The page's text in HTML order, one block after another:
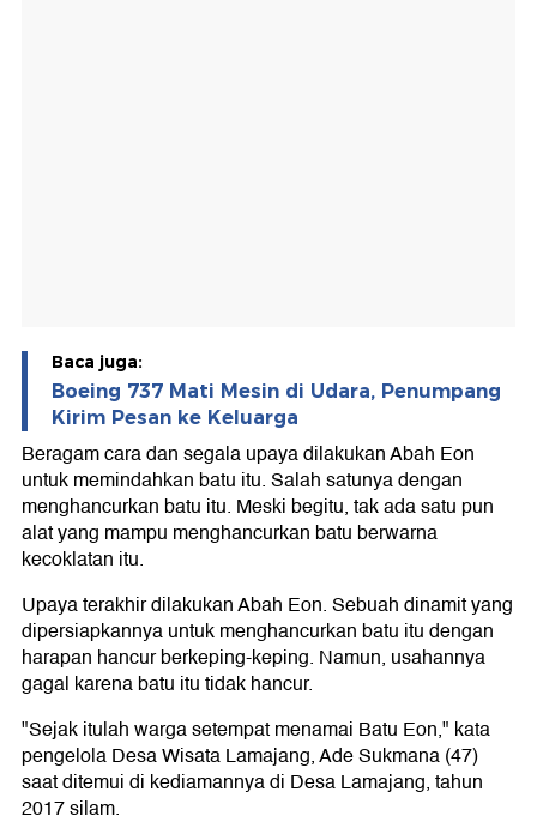
Baca juga:
Boeing 737 Mati Mesin di Udara, Penumpang
Kirim Pesan ke Keluarga
Beragam cara dan segala upaya dilakukan Abah Eon
untuk memindahkan batu itu. Salah satunya dengan
menghancurkan batu itu. Meski begitu, tak ada satu pun
alat yang mampu menghancurkan batu berwarna
kecoklatan itu.
Upaya terakhir dilakukan Abah Eon. Sebuah dinamit yang
dipersiapkannya untuk menghancurkan batu itu dengan
harapan hancur berkeping-keping. Namun, usahannya
gagal karena batu itu tidak hancur.
"Sejak itulah warga setempat menamai Batu Eon," kata
pengelola Desa Wisata Lamajang, Ade Sukmana (47)
saat ditemui di kediamannya di Desa Lamajang, tahun
2017 silam.